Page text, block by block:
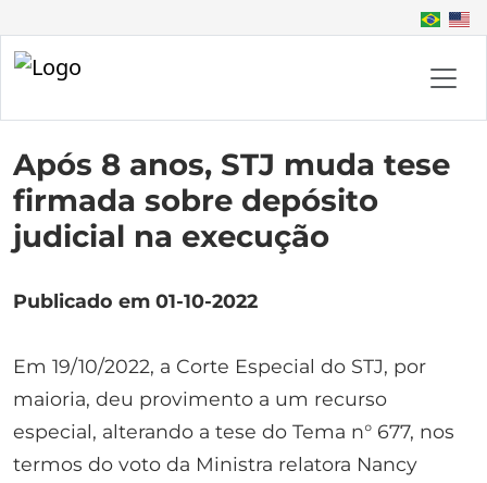
Após 8 anos, STJ muda tese
firmada sobre depósito
judicial na execução
Publicado em 01-10-2022
Em 19/10/2022, a Corte Especial do STJ, por
maioria, deu provimento a um recurso
especial, alterando a tese do Tema n° 677, nos
termos do voto da Ministra relatora Nancy